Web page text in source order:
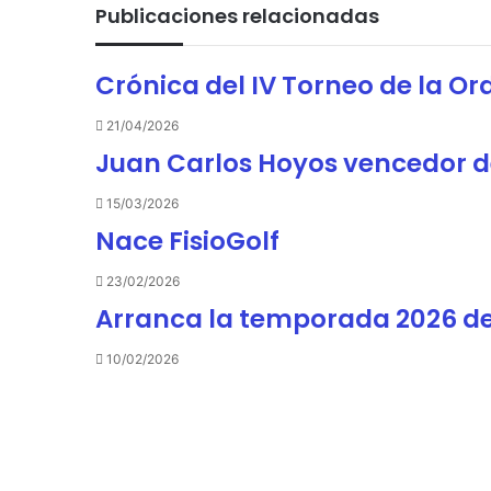
27/10/2025
19/10/2025
Crónica del X Torneo de la Orden
08/10/2025
CRONICA: 3º Torneo – Match Play -
13/09/2025
Publicaciones relacionadas
Crónica del IV Torneo de la
21/04/2026
Juan Carlos Hoyos vencedor
15/03/2026
Nace FisioGolf
23/02/2026
Arranca la temporada 2026 de
10/02/2026